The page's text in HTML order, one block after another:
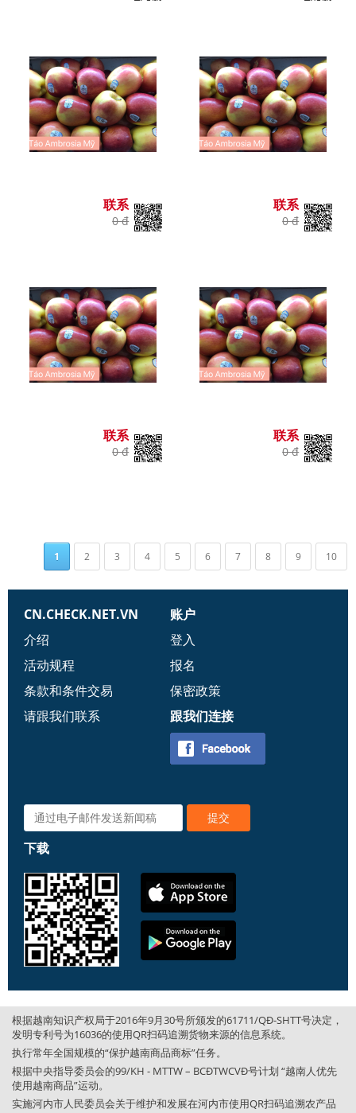
联系
0 đ
联系
0 đ
联系
0 đ
联系
0 đ
1 2 3 4 5 6 7 8 9 10
CN.CHECK.NET.VN
介绍
活动规程
条款和条件交易
请跟我们联系
账户
登入
报名
保密政策
跟我们连接
下载
根据越南知识产权局于2016年9月30号所颁发的61711/QĐ-SHTT号决定，
发明专利号为16036的使用QR扫码追溯货物来源的信息系统。
执行常年全国规模的“保护越南商品商标”任务。
根据中央指导委员会的99/KH - MTTW – BCĐTWCVĐ号计划 “越南人优先
使用越南商品”运动。
实施河内市人民委员会关于维护和发展在河内市使用QR扫码追溯农产品